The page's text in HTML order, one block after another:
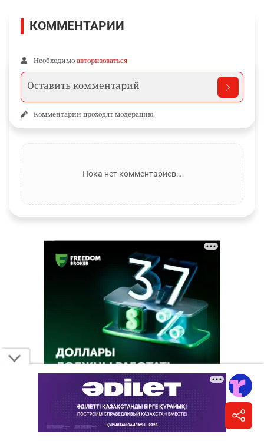
КОММЕНТАРИИ
Необходимо авторизоваться
Комментарии проходят модерацию.
Пока нет комментариев…